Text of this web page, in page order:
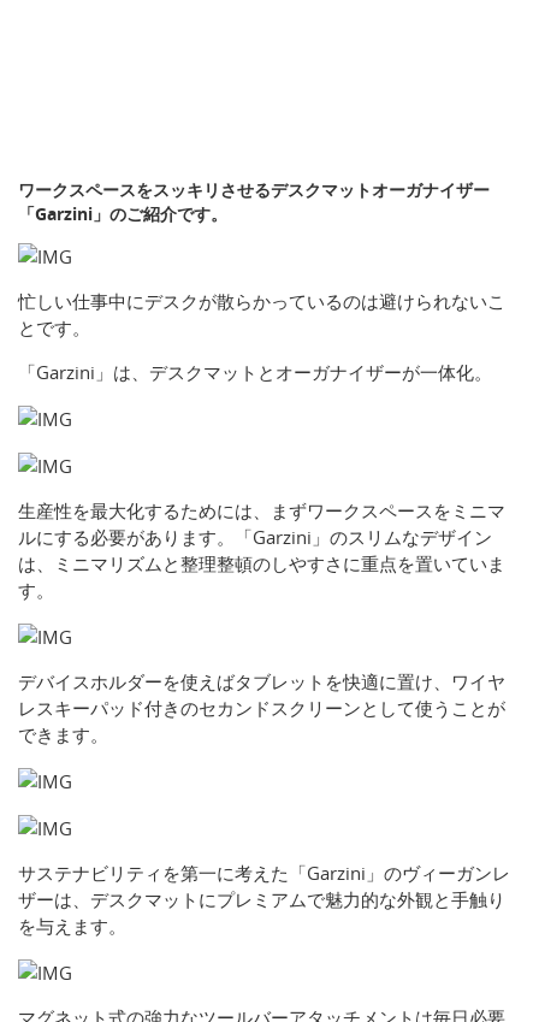
ワークスペースをスッキリさせるデスクマットオーガナイザー
「Garzini」のご紹介です。
忙しい仕事中にデスクが散らかっているのは避けられないこ
とです。
「Garzini」は、デスクマットとオーガナイザーが一体化。
生産性を最大化するためには、まずワークスペースをミニマ
ルにする必要があります。「Garzini」のスリムなデザイン
は、ミニマリズムと整理整頓のしやすさに重点を置いていま
す。
デバイスホルダーを使えばタブレットを快適に置け、ワイヤ
レスキーパッド付きのセカンドスクリーンとして使うことが
できます。
サステナビリティを第一に考えた「Garzini」のヴィーガンレ
ザーは、デスクマットにプレミアムで魅力的な外観と手触り
を与えます。